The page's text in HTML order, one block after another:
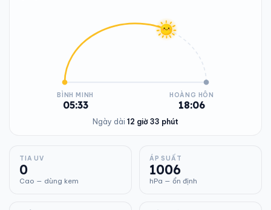
BÌNH MINH
05:33
HOÀNG HÔN
18:06
Ngày dài 12 giờ 33 phút
TIA UV
0
Cao — dùng kem
ÁP SUẤT
1006
hPa — ổn định